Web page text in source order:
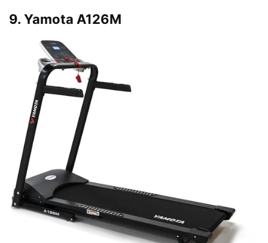
9. Yamota A126M